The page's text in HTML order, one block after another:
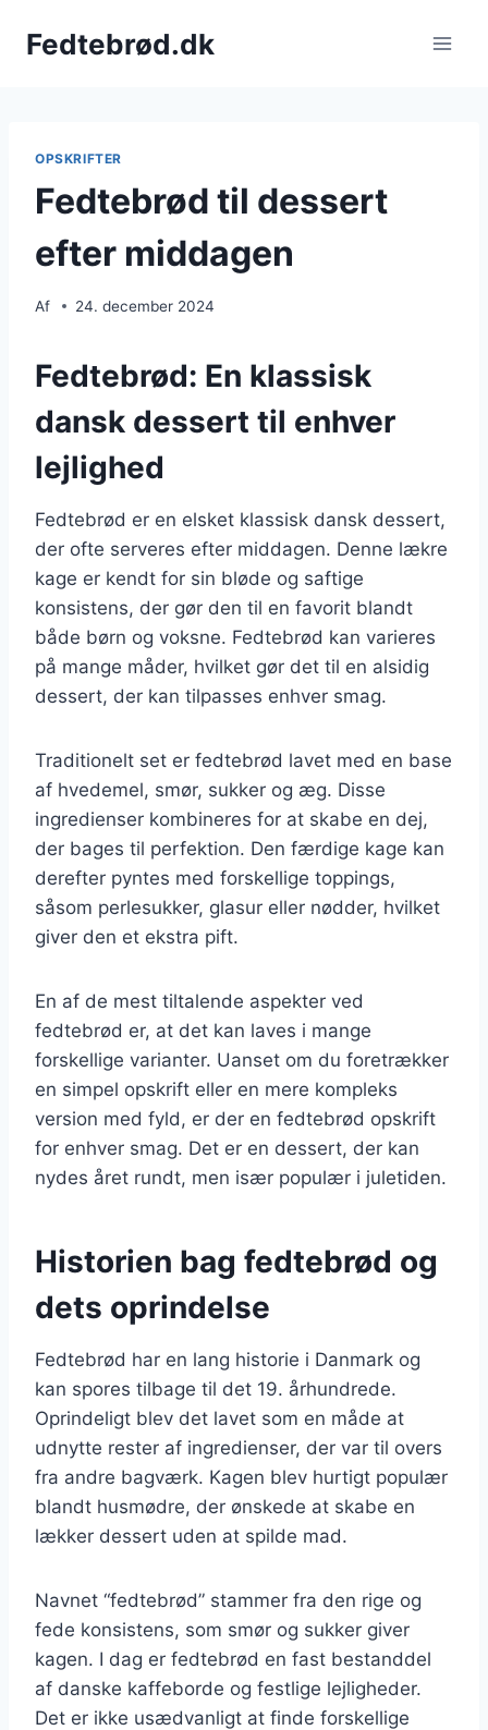
Fedtebrød.dk
OPSKRIFTER
Fedtebrød til dessert
efter middagen
Af 24. december 2024
Fedtebrød: En klassisk
dansk dessert til enhver
lejlighed
Fedtebrød er en elsket klassisk dansk dessert,
der ofte serveres efter middagen. Denne lækre
kage er kendt for sin bløde og saftige
konsistens, der gør den til en favorit blandt
både børn og voksne. Fedtebrød kan varieres
på mange måder, hvilket gør det til en alsidig
dessert, der kan tilpasses enhver smag.
Traditionelt set er fedtebrød lavet med en base
af hvedemel, smør, sukker og æg. Disse
ingredienser kombineres for at skabe en dej,
der bages til perfektion. Den færdige kage kan
derefter pyntes med forskellige toppings,
såsom perlesukker, glasur eller nødder, hvilket
giver den et ekstra pift.
En af de mest tiltalende aspekter ved
fedtebrød er, at det kan laves i mange
forskellige varianter. Uanset om du foretrækker
en simpel opskrift eller en mere kompleks
version med fyld, er der en fedtebrød opskrift
for enhver smag. Det er en dessert, der kan
nydes året rundt, men især populær i juletiden.
Historien bag fedtebrød og
dets oprindelse
Fedtebrød har en lang historie i Danmark og
kan spores tilbage til det 19. århundrede.
Oprindeligt blev det lavet som en måde at
udnytte rester af ingredienser, der var til overs
fra andre bagværk. Kagen blev hurtigt populær
blandt husmødre, der ønskede at skabe en
lækker dessert uden at spilde mad.
Navnet “fedtebrød” stammer fra den rige og
fede konsistens, som smør og sukker giver
kagen. I dag er fedtebrød en fast bestanddel
af danske kaffeborde og festlige lejligheder.
Det er ikke usædvanligt at finde forskellige